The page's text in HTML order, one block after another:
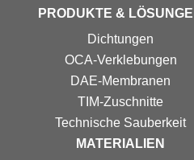
PRODUKTE &
Dichtungen
OCA-Verklebungen
DAE-Membranen
TIM-Zuschnitte
Technische Sauberkeit
MATERIALIEN